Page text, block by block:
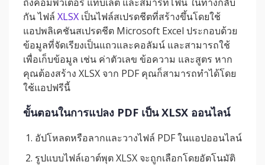
กัน ไฟล์ XLSX เป็นไฟล์สเปรดชีตที่สร้างขึ้นโดยใช้
แอปพลิเคชันสเปรดชีต Microsoft Excel ประกอบด้วย
ข้อมูลที่จัดเรียงเป็นแถวและคอลัมน์ และสามารถใช้
เพื่อเก็บข้อมูล เช่น ค่าตัวเลข ข้อความ และสูตร หาก
คุณต้องสร้าง XLSX จาก PDF คุณก็สามารถทำได้โดย
ใช้แอปฟรีนี้
ขั้นตอนในการแปลง PDF เป็น XLSX ออนไลน์
อัปโหลดหรือลากและวางไฟล์ PDF ในแอปออนไลน์
รูปแบบไฟล์เอาต์พุต XLSX จะถูกเลือกโดยอัตโนมัติ